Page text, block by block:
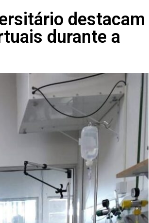
destacam
durante a